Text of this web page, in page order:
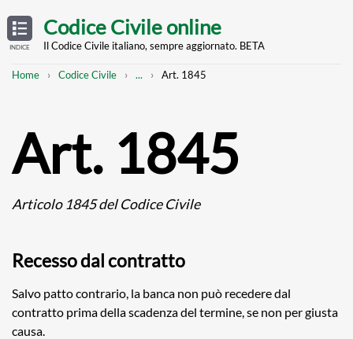
TABLE
OF
CONTENTS
INDICE
main
Codice Civile online
Il Codice Civile italiano, sempre aggiornato. BETA
Breadcrumb
Home Codice Civile
Mostra
... Art. 1845
Art. 1845
Articolo 1845 del Codice Civile
Recesso dal contratto
Salvo patto contrario, la banca non può recedere dal
contratto prima della scadenza del termine, se non per giusta
causa.